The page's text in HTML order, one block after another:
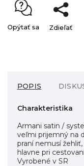
Opýtať sa Zdieľať
POPIS
Charakteristika
Armani satin /
veľmi prijemný na
praní nemusí
hlavne pri
Vyrobené v SR